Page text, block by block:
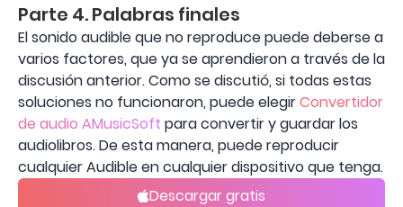
Parte 4. Palabras finales
El sonido audible que no reproduce puede deberse a
varios factores, que ya se aprendieron a través de la
discusión anterior. Como se discutió, si todas estas
soluciones no funcionaron, puede elegirConvertidor
de audio AMusicSoft para convertir y guardar los
audiolibros. De esta manera, puede reproducir
cualquier Audible en cualquier dispositivo que tenga.
Descargar gratis